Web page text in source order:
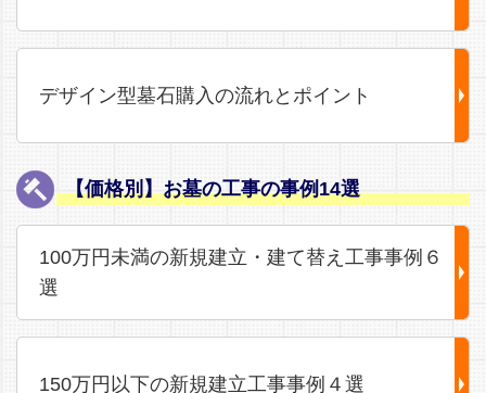
デザイン型墓石購入の流れとポイント
【価格別】お墓の工事の事例14選
100万円未満の新規建立・建て替え工事事例６
選
150万円以下の新規建立工事事例４選